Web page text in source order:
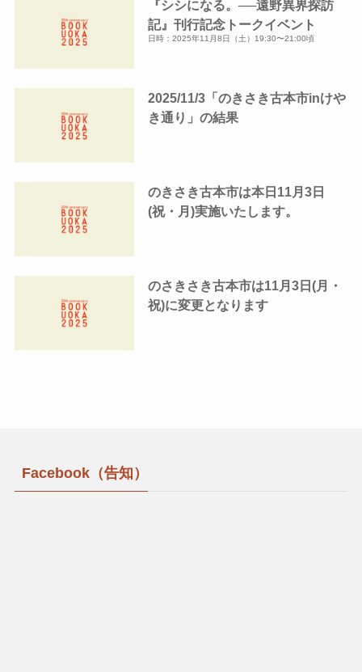
『シシになる。──遠野異界探訪
記』刊行記念トークイベント
日時：2025年11月8日（土）19:30〜21:00頃
2025/11/3「のきさき古本市inけや
き通り」の結果
のきさき古本市は本日11月3日
(祝・月)実施いたします。
のさきさき古本市は11月3日(月・
祝)に変更となります
Facebook（告知）